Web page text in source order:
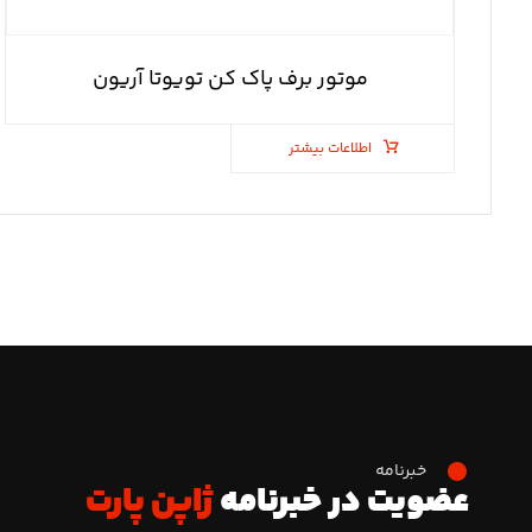
موتور برف پاک کن تویوتا آریون
اطلاعات بیشتر
خبرنامه
عضویت در خبرنامهژاپن پارت